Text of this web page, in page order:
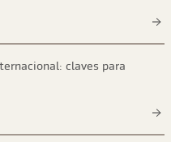
claves para